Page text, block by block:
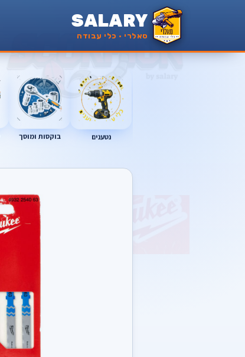
SALARY
סאלרי · כלי עבודה
נטענים בוקסות ומוסך